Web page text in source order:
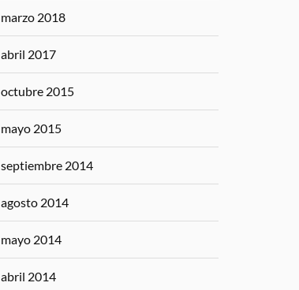
marzo 2018
abril 2017
octubre 2015
mayo 2015
septiembre 2014
agosto 2014
mayo 2014
abril 2014